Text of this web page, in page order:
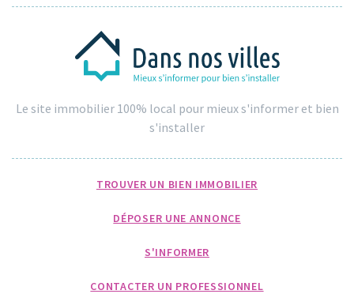
Le site immobilier 100% local pour mieux s'informer et bien
s'installer
TROUVER UN BIEN IMMOBILIER
DÉPOSER UNE ANNONCE
S'INFORMER
CONTACTER UN PROFESSIONNEL